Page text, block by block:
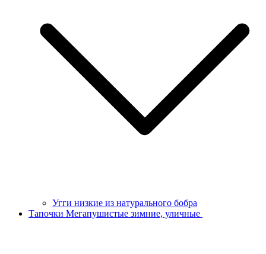
Угги низкие из натурального бобра
Тапочки Мегапушистые зимние, уличные